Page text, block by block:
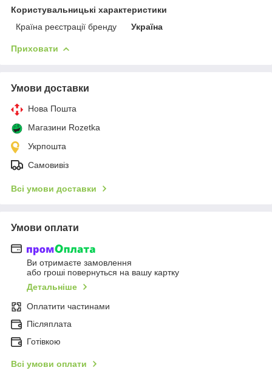
Користувальницькі характеристики
Країна реєстрації бренду
Україна
Приховати
Умови доставки
Нова Пошта
Магазини Rozetka
Укрпошта
Самовивіз
Всі умови доставки
Умови оплати
Ви отримаєте замовлення
або гроші повернуться на вашу картку
Детальніше
Оплатити частинами
Післяплата
Готівкою
Всі умови оплати